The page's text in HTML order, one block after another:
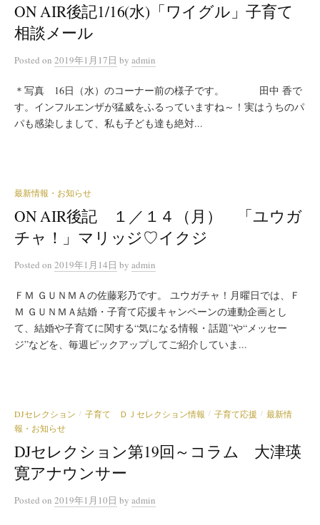
ON AIR後記1/16(水)「ワイグル」子育て
相談メール
Posted on 2019年1月17日 by admin
＊写真 16日（水）のコーナー前の様子です。 田中 香で
す。インフルエンザが猛威をふるっていますね～！実はうちのパ
パも感染しまして、私も子ども達も絶対...
最新情報・お知らせ
ON AIR後記 １／１４（月） 「ユウガ
チャ！」マリッジ♡イクジ
Posted on 2019年1月14日 by admin
ＦＭ ＧＵＮＭＡの佐藤彩乃です。 ユウガチャ！月曜日では、Ｆ
Ｍ ＧＵＮＭＡ結婚・子育て応援キャンペーンの連動企画とし
て、結婚や子育てに関する“気になる情報・話題”や“メッセー
ジ”などを、毎週ピックアップしてご紹介していま...
DJセレクション / 子育て ＤＪセレクション情報 / 子育て応援 / 最新情
報・お知らせ
DJセレクション第19回～コラム 大津瑛
寛アナウンサー
Posted on 2019年1月10日 by admin